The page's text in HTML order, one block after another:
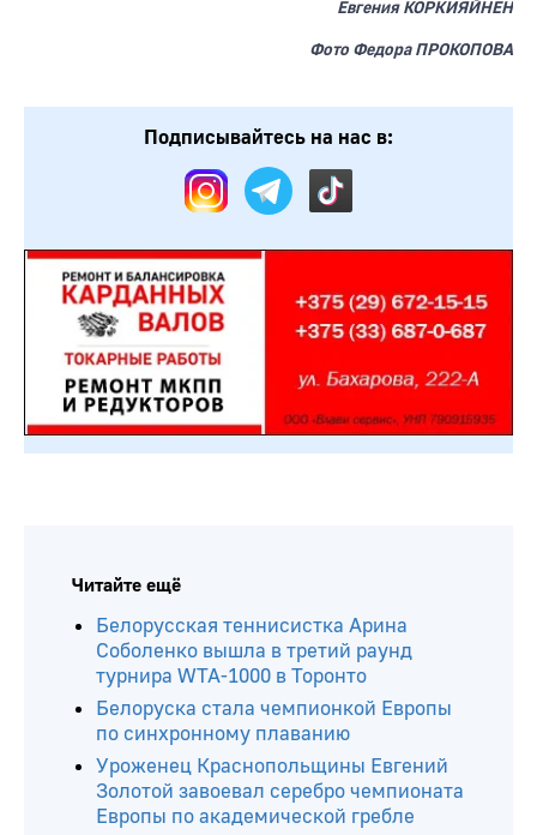
Евгения КОРКИЯЙНЕН
Фото Федора ПРОКОПОВА
Подписывайтесь на нас в:
Читайте ещё
Белорусская теннисистка Арина
Соболенко вышла в третий раунд
турнира WTA-1000 в Торонто
Белоруска стала чемпионкой Европы
по синхронному плаванию
Уроженец Краснопольщины Евгений
Золотой завоевал серебро чемпионата
Европы по академической гребле